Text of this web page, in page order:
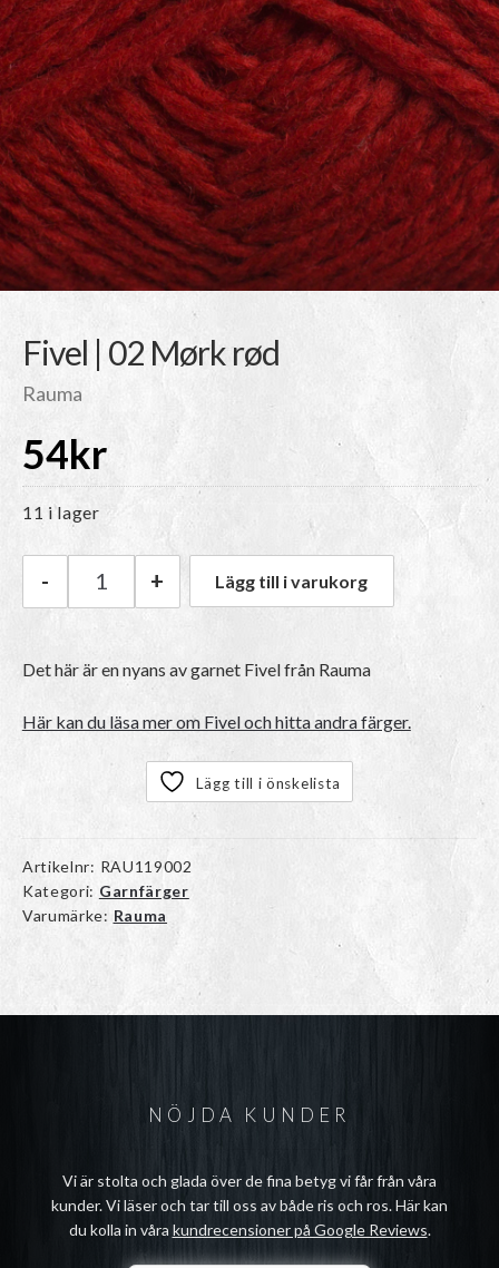
Fivel | 02 Mørk rød
Rauma
54kr
11 i lager
Rauma Fivel | 02 Mørk rød mängd
- + Lägg till i varukorg
Det här är en nyans av garnet Fivel från Rauma
Här kan du läsa mer om Fivel och hitta andra färger.
Lägg till i önskelista
Artikelnr: RAU119002
Kategori: Garnfärger
Varumärke: Rauma
NÖJDA KUNDER
Vi är stolta och glada över de fina betyg vi får från våra
kunder. Vi läser och tar till oss av både ris och ros. Här kan
du kolla in våra kundrecensioner på Google Reviews.